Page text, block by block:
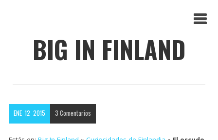
BIG IN FINLAND
ENE 12 2015 3 Comentarios